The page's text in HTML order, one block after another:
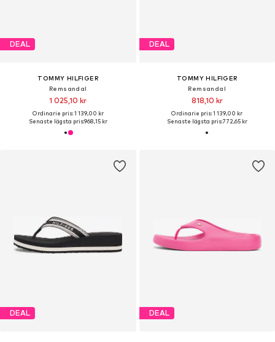
DEAL
TOMMY HILFIGER
Remsandal
1 025,10 kr
Ordinarie pris: 1 139,00 kr
Senaste lägsta pris:968,15 kr
DEAL
TOMMY HILFIGER
Remsandal
818,10 kr
Ordinarie pris: 1 139,00 kr
Senaste lägsta pris:772,65 kr
DEAL DEAL